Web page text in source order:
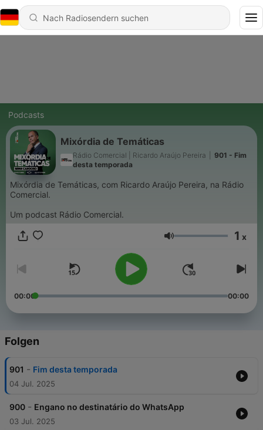
Podcasts
Mixórdia de Temáticas
Rádio Comercial | Ricardo Araújo Pereira
901 - Fim
desta temporada
Mixórdia de Temáticas, com Ricardo Araújo Pereira, na Rádio
Comercial.
Um podcast Rádio Comercial.
Lautstärke 1 x
00:00 00:00
Folgen
901 - Fim desta temporada
04 Jul. 2025
900 - Engano no destinatário do WhatsApp
03 Jul. 2025